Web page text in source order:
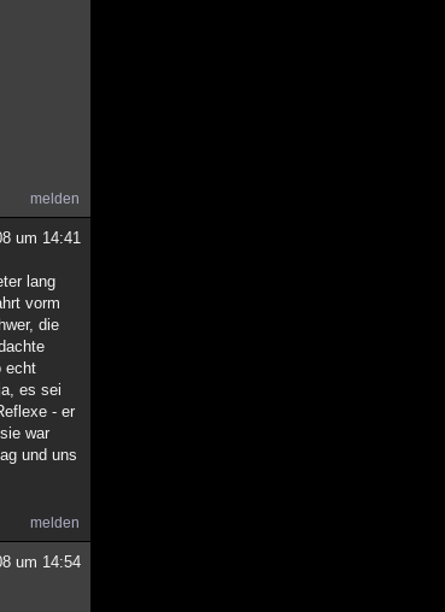
melden
um 14:41
lang
vorm
die
echt
es sei
- er
war
und uns
melden
um 14:54